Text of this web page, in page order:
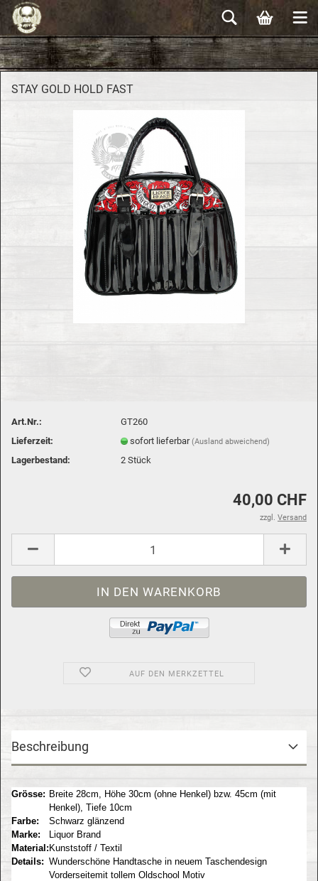
STAY GOLD HOLD FAST
Art.Nr.:
GT260
Lieferzeit:
sofort lieferbar(Ausland abweichend)
Lagerbestand: 2 Stück
40,00 CHF
zzgl. Versand
AUF DEN MERKZETTEL
Beschreibung
Grösse: Breite 28cm, Höhe 30cm (ohne Henkel) bzw. 45cm (mit
Henkel), Tiefe 10cm
Farbe:
Schwarz glänzend
Marke:
Liquor Brand
Material: Kunststoff / Textil
Details: Wunderschöne Handtasche in neuem Taschendesign
Vorderseitemit tollem Oldschool Motiv